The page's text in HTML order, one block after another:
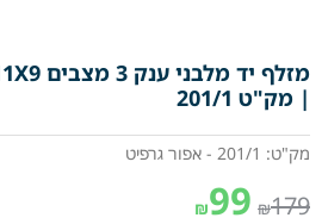
| מק"ט 201/1
מק"ט: 201/1 - אפור גרפיט
₪179
₪99